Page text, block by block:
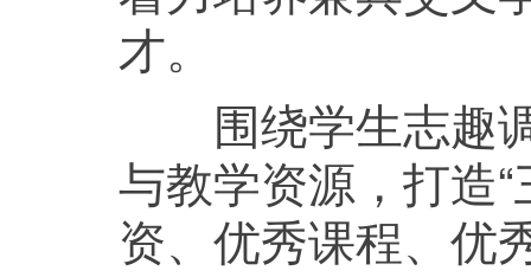
才。
围绕学生志趣调
与教学资源，打造
资、优秀课程、优